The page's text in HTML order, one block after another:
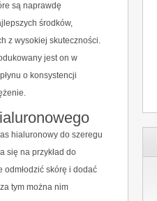
są naprawdę
środków,
z wysokiej skuteczności.
jest on w
o konsystencji
hialuronowy do szeregu
się na przykład do
odmłodzić skórę i dodać
tym można nim